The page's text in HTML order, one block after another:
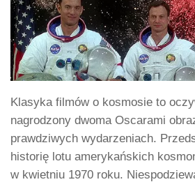
Klasyka filmów o kosmosie to
nagrodzony dwoma Oscarami
prawdziwych wydarzeniach.
historię lotu amerykańskich
w kwietniu 1970 roku.